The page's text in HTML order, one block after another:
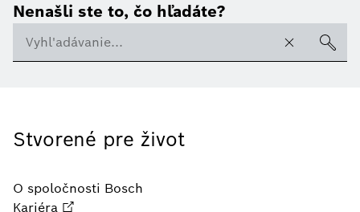
Nenašli ste to, čo hľadáte?
Stvorené pre život
O spoločnosti Bosch
Kariéra